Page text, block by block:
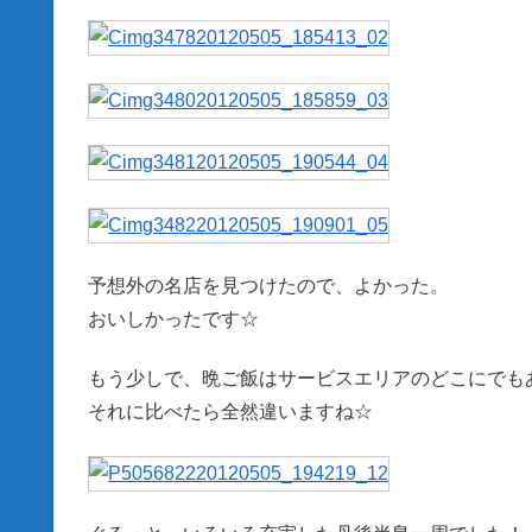
予想外の名店を見つけたので、よかった。
おいしかったです☆
もう少しで、晩ご飯はサービスエリアのどこにで
それに比べたら全然違いますね☆